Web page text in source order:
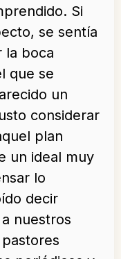
Si
se sentía
la boca
que se
un
considerar
plan
un ideal muy
lo
decir
nuestros